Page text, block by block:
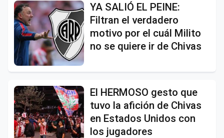
YA SALIÓ EL PEINE:
Filtran el verdadero
motivo por el cuál Milito
no se quiere ir de Chivas
El HERMOSO gesto que
tuvo la afición de Chivas
en Estados Unidos con
los jugadores